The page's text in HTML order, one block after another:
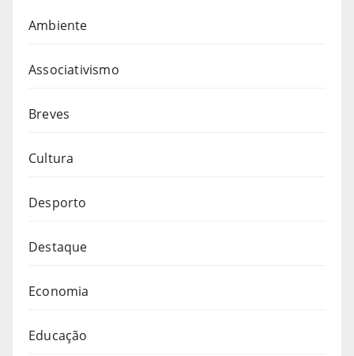
Ambiente
Associativismo
Breves
Cultura
Desporto
Destaque
Economia
Educação